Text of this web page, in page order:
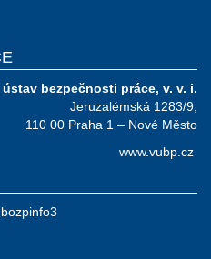
bezpečnosti práce, v. v. i.
Jeruzalémská 1283/9,
110 00 Praha 1 – Nové Město
www.vubp.cz